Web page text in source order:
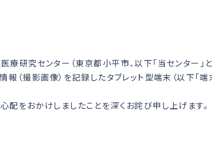
研究センター（東京都小平市、以下「当センター」と
（撮影画像）を記録したタブレット型端末（以下「端
をおかけしましたことを深くお詫び申し上げます。